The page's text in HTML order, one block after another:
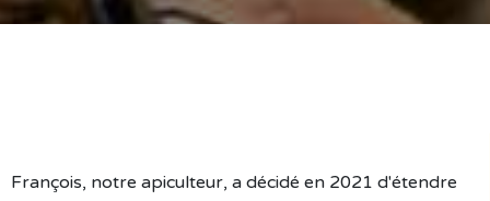
François, notre apiculteur, a décidé en 2021 d'étendre